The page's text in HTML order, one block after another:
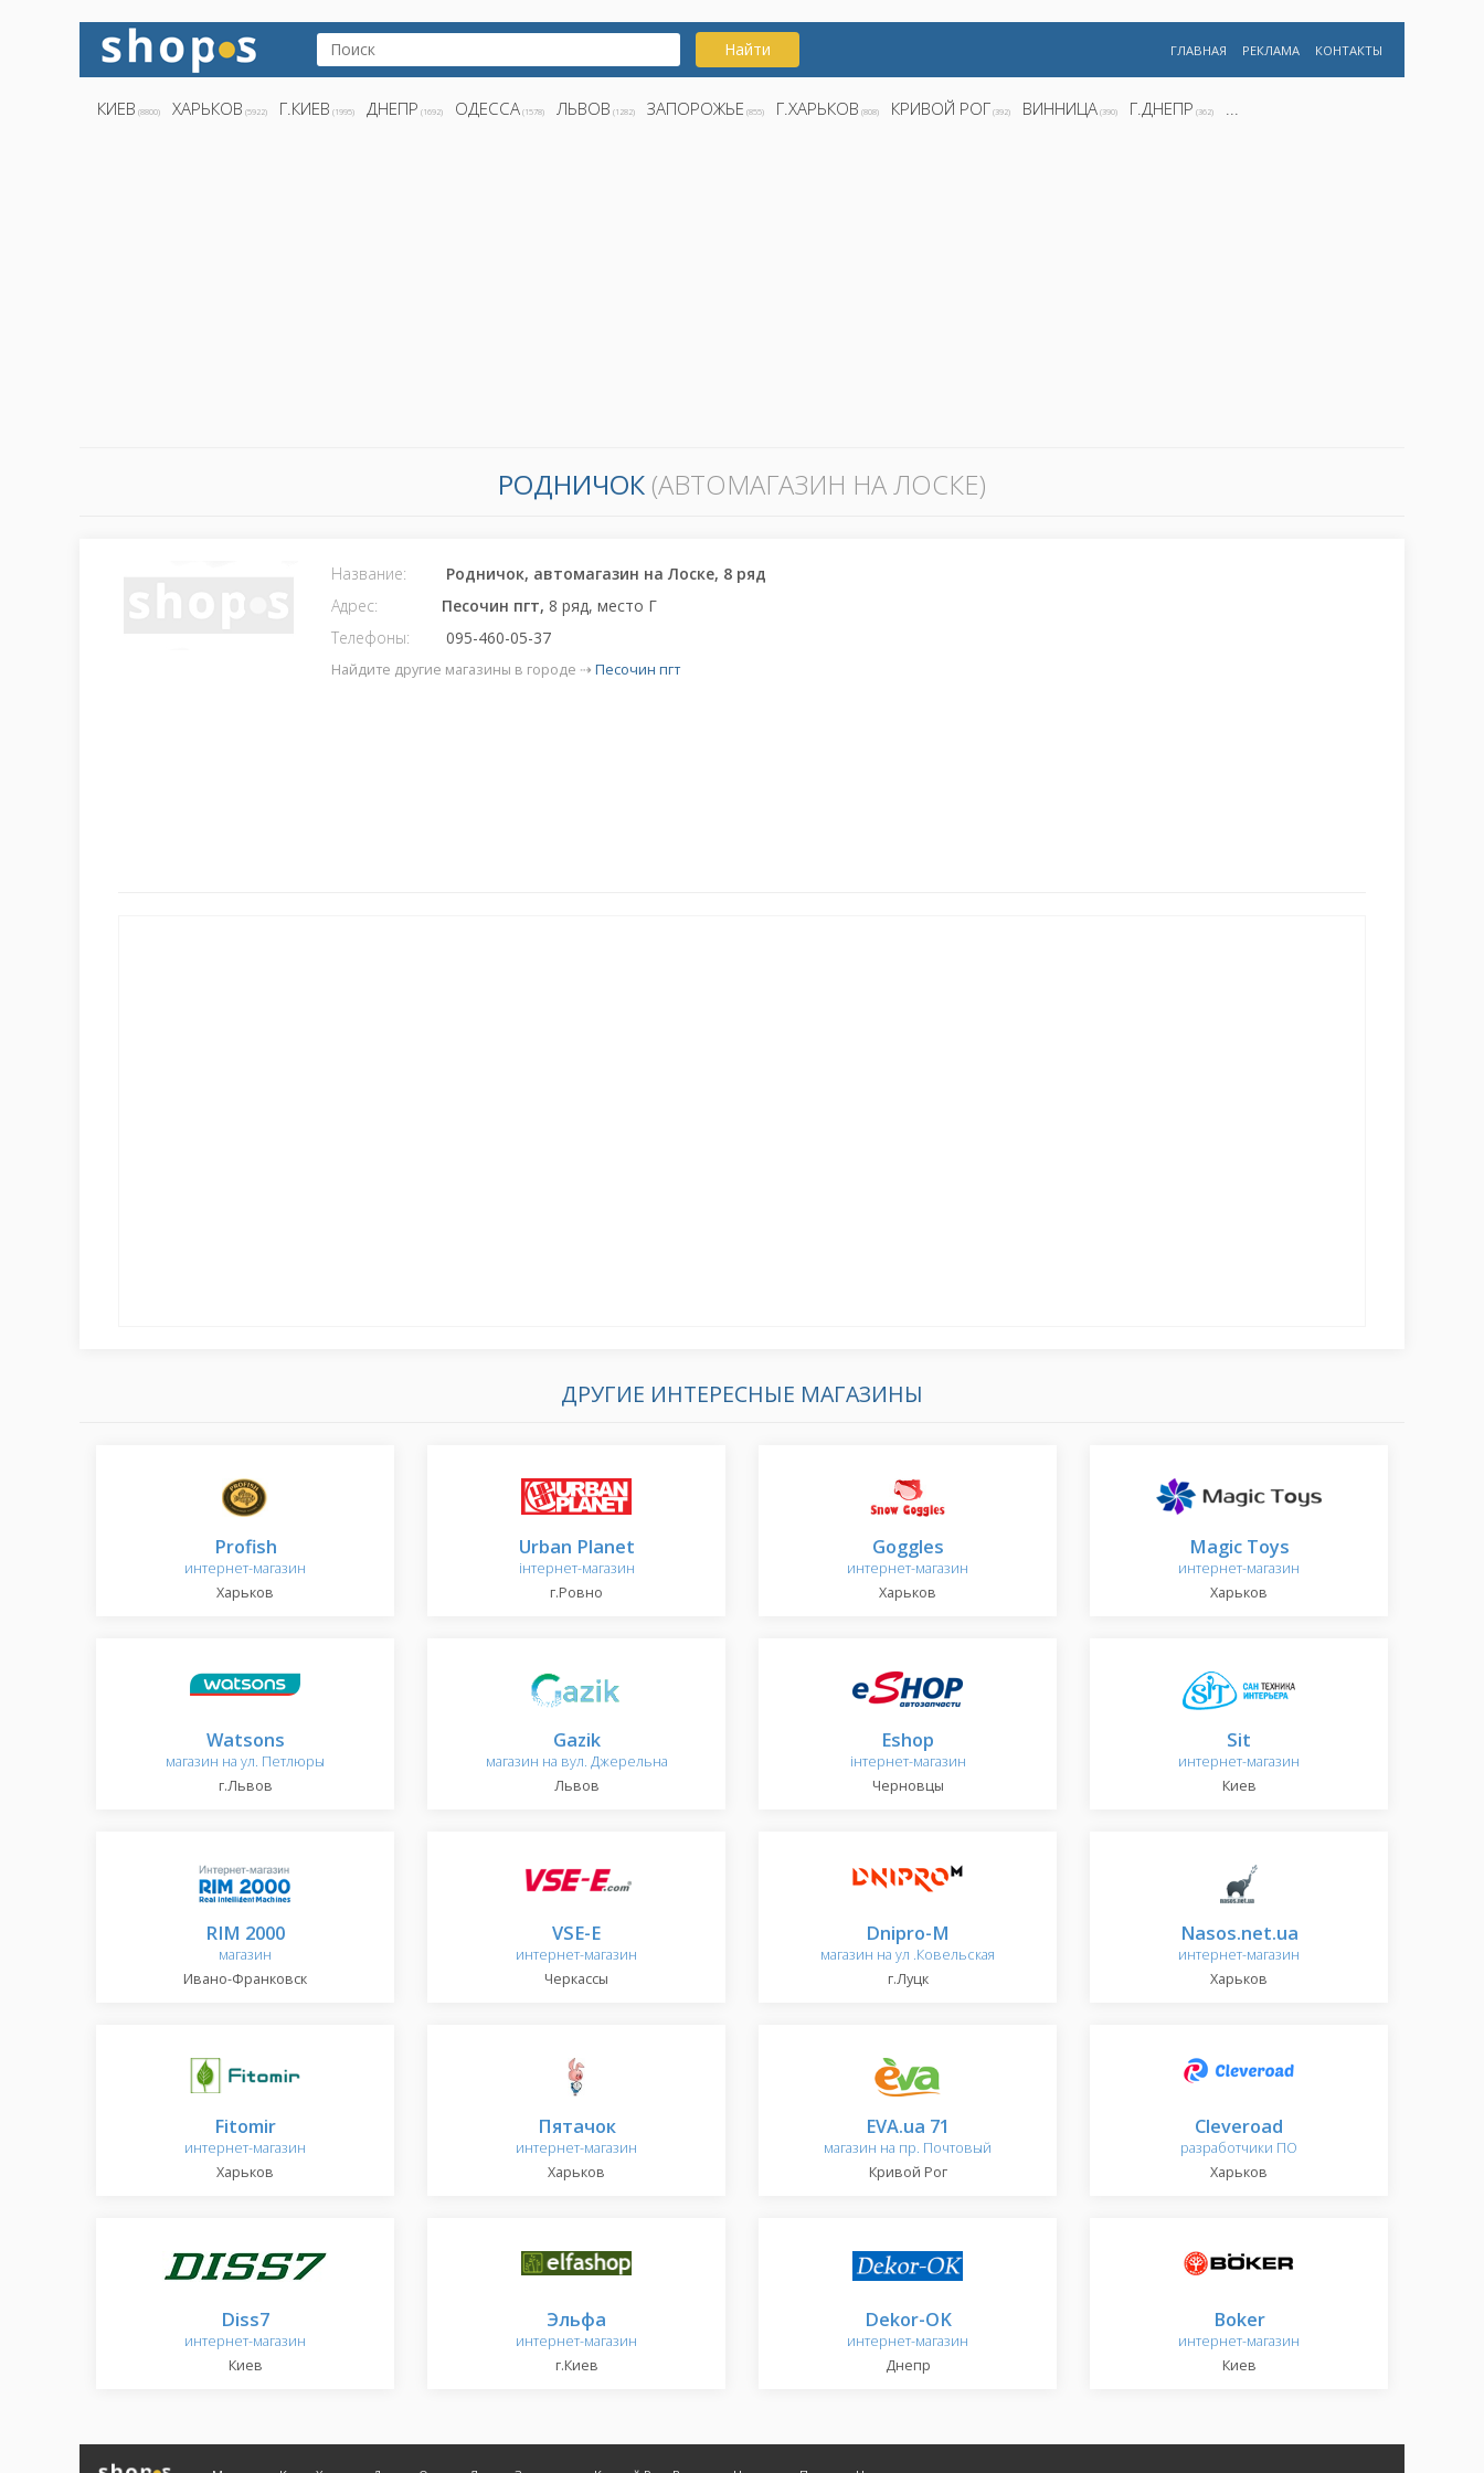
Найти ГЛАВНАЯ РЕКЛАМА КОНТАКТЫ
КИЕВ (8800) ХАРЬКОВ (5922) Г.КИЕВ (1995) ДНЕПР (1692) ОДЕССА (1578) ЛЬВОВ (1282) ЗАПОРОЖЬЕ (855) Г.ХАРЬКОВ (808) КРИВОЙ РОГ (392) ВИННИЦА (390) Г.ДНЕПР (362) ...
РОДНИЧОК (АВТОМАГАЗИН НА ЛОСКЕ)
Название:
Родничок, автомагазин на Лоске, 8 ряд
Адрес:
Песочин пгт, 8 ряд, место Г
Телефоны:
095-460-05-37
Найдите другие магазины в городе ⇢Песочин пгт
ДРУГИЕ ИНТЕРЕСНЫЕ МАГАЗИНЫ
Profish
интернет-магазин
Харьков
Urban Planet
інтернет-магазин
г.Ровно
Goggles
интернет-магазин
Харьков
Magic Toys
интернет-магазин
Харьков
Watsons
магазин на ул. Петлюры
г.Львов
Gazik
магазин на вул. Джерельна
Львов
Eshop
інтернет-магазин
Черновцы
Sit
интернет-магазин
Киев
RIM 2000
магазин
Ивано-Франковск
VSE-E
интернет-магазин
Черкассы
Dnipro-М
магазин на ул .Ковельская
г.Луцк
Nasos.net.ua
интернет-магазин
Харьков
Fitomir
интернет-магазин
Харьков
Пятачок
интернет-магазин
Харьков
EVA.ua 71
магазин на пр. Почтовый
Кривой Рог
Cleveroad
разработчики ПО
Харьков
Diss7
интернет-магазин
Киев
Эльфа
интернет-магазин
г.Киев
Dekor-OK
интернет-магазин
Днепр
Boker
интернет-магазин
Киев